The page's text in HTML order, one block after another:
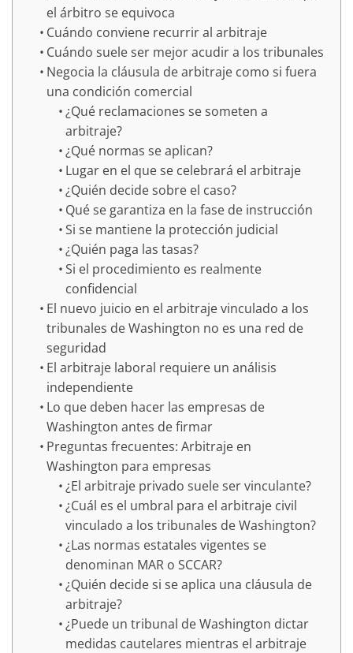
el árbitro se equivoca
Cuándo conviene recurrir al arbitraje
Cuándo suele ser mejor acudir a los tribunales
Negocia la cláusula de arbitraje como si fuera
una condición comercial
¿Qué reclamaciones se someten a
arbitraje?
¿Qué normas se aplican?
Lugar en el que se celebrará el arbitraje
¿Quién decide sobre el caso?
Qué se garantiza en la fase de instrucción
Si se mantiene la protección judicial
¿Quién paga las tasas?
Si el procedimiento es realmente
confidencial
El nuevo juicio en el arbitraje vinculado a los
tribunales de Washington no es una red de
seguridad
El arbitraje laboral requiere un análisis
independiente
Lo que deben hacer las empresas de
Washington antes de firmar
Preguntas frecuentes: Arbitraje en
Washington para empresas
¿El arbitraje privado suele ser vinculante?
¿Cuál es el umbral para el arbitraje civil
vinculado a los tribunales de Washington?
¿Las normas estatales vigentes se
denominan MAR o SCCAR?
¿Quién decide si se aplica una cláusula de
arbitraje?
¿Puede un tribunal de Washington dictar
medidas cautelares mientras el arbitraje